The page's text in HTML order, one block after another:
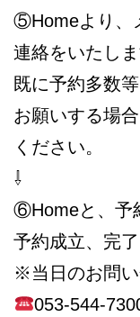
⑤Homeより、
連絡をいたしま
既に予約多数
お願いする場
ください。
⇩
⑥Homeと、予
予約成立、完了
※当日のお問
053-544-